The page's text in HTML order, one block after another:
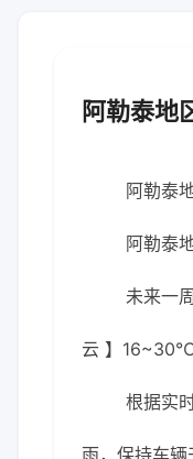
阿勒泰地
阿勒泰
阿勒泰
未来一
云 】
根据实
雨，保持车辆